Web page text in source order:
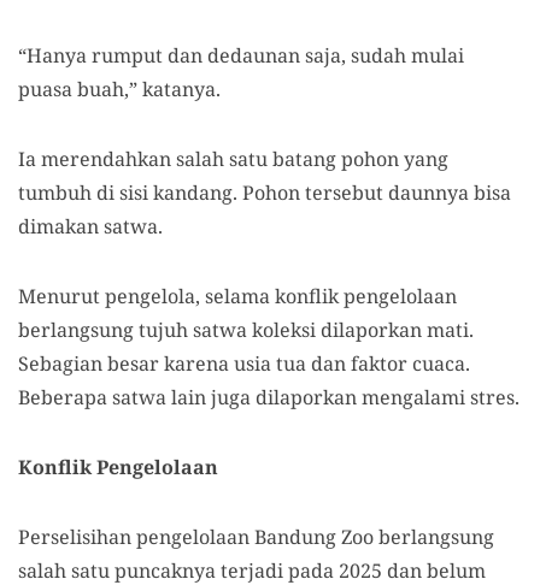
“Hanya rumput dan dedaunan saja, sudah mulai
puasa buah,” katanya.
Ia merendahkan salah satu batang pohon yang
tumbuh di sisi kandang. Pohon tersebut daunnya bisa
dimakan satwa.
Menurut pengelola, selama konflik pengelolaan
berlangsung tujuh satwa koleksi dilaporkan mati.
Sebagian besar karena usia tua dan faktor cuaca.
Beberapa satwa lain juga dilaporkan mengalami stres.
Konflik Pengelolaan
Perselisihan pengelolaan Bandung Zoo berlangsung
salah satu puncaknya terjadi pada 2025 dan belum